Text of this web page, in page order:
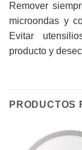
Remover
microondas y
Evitar
producto y
PRODUCTOS